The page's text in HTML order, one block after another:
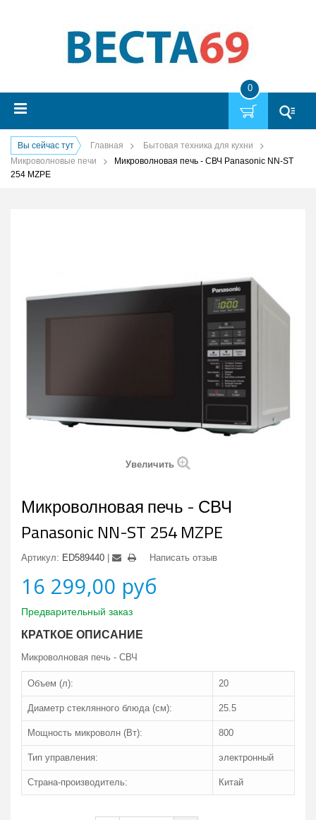
0
Вы сейчас тут Главная
Бытовая техника для кухни
Микроволновые печи
Микроволновая печь - СВЧ Panasonic NN-ST
254 MZPE
Увеличить
Микроволновая печь - СВЧ
Panasonic NN-ST 254 MZPE
Артикул: ED589440 Написать отзыв
16 299,00 руб
Предварительный заказ
КРАТКОЕ ОПИСАНИЕ
Микроволновая печь - СВЧ
Объем (л): 20
Диаметр стеклянного блюда (см): 25.5
Мощность микроволн (Вт): 800
Тип управления: электронный
Страна-производитель: Китай